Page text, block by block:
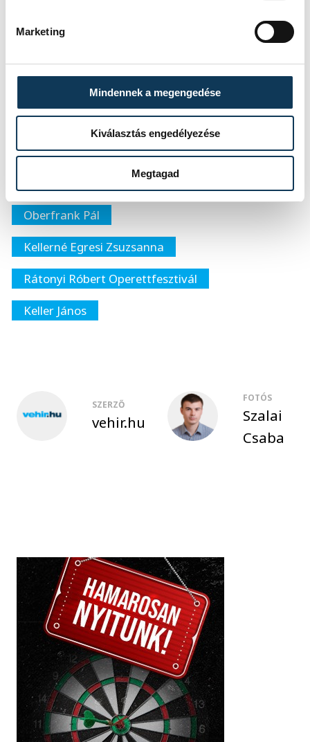
Marketing
Mindennek a megengedése
Kiválasztás engedélyezése
Megtagad
A rendezvényről bővebbenittolvashat.
kultúra színház
Brányi Mária
Veszprémi Petőfi Színház
Oberfrank Pál
Kellerné Egresi Zsuzsanna
Rátonyi Róbert Operettfesztivál
Keller János
SZERZŐ
vehir.hu
FOTÓS
Szalai
Csaba